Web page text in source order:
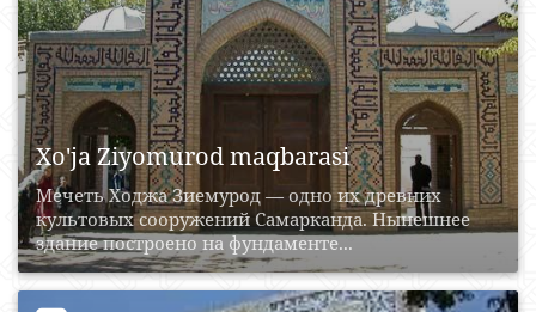
Xo'ja Ziyomurod maqbarasi
Мечеть Ходжа Зиемурод — одно их древних
культовых сооружений Самарканда. Нынешнее
здание построено на фундаменте...